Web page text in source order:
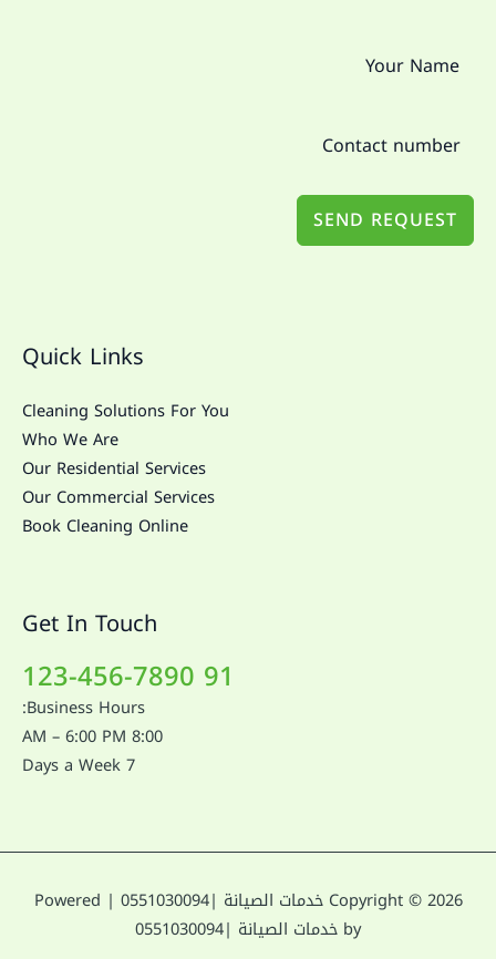
SEND REQUEST
Quick Links
Cleaning Solutions For You
Who We Are
Our Residential Services
Our Commercial Services
Book Cleaning Online
Get In Touch
91 123-456-7890
Business Hours:
8:00 AM – 6:00 PM
7 Days a Week
Copyright © 2026 خدمات الصيانة |0551030094 | Powered
by خدمات الصيانة |0551030094